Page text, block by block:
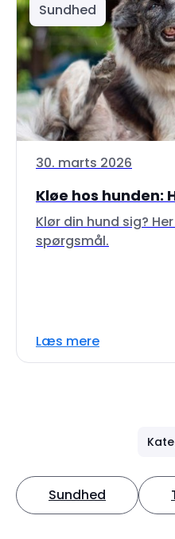
Sundhed
30. marts 2026
Kløe hos hunden:
Klør din hund sig?
spørgsmål.
Læs mere
Sundhed